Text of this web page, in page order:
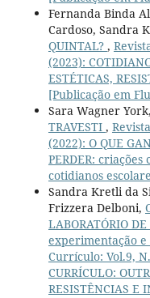
Fernanda Binda
Cardoso, Sandra
QUINTAL? ,
(2023):
ESTÉTICAS,
[Publicação em
Sara Wagner
TRAVESTI ,
(2022): O QUE
PERDER:
cotidianos
Sandra Kretli da
Frizzera Delboni,
LABORATÓRIO
experimentação e
Currículo: Vol.9,
CURRÍCULO:
RESISTÊNCIAS E